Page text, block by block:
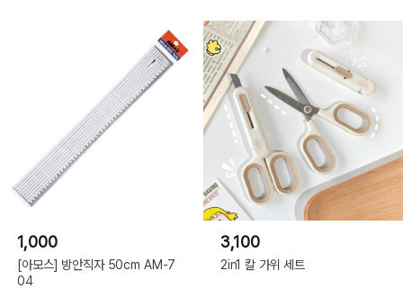
1,000
[아모스] 방안직자 50cm AM-7
04
3,100
2in1 칼 가위 세트